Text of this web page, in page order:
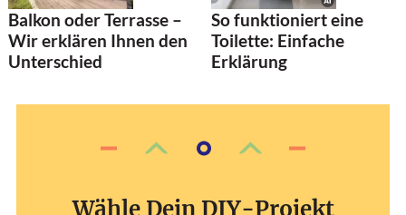
Balkon oder Terrasse –
Wir erklären Ihnen den
Unterschied
So funktioniert eine
Toilette: Einfache
Erklärung